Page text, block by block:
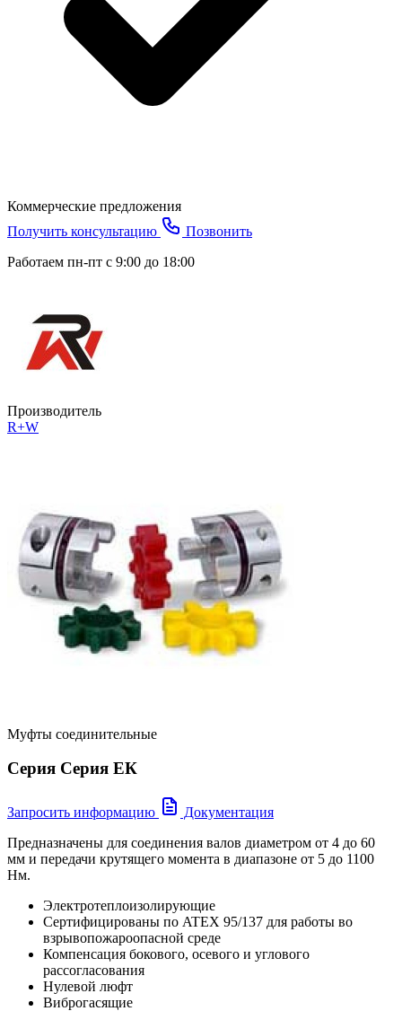
Коммерческие предложения
Получить консультацию
Позвонить
Работаем пн-пт с 9:00 до 18:00
Производитель
R+W
Муфты соединительные
Серия Серия ЕК
Запросить информацию
Документация
Предназначены для соединения валов диаметром от 4 до 60
мм и передачи крутящего момента в диапазоне от 5 до 1100
Нм.
Электротеплоизолирующие
Сертифицированы по ATEX 95/137 для работы во
взрывопожароопасной среде
Компенсация бокового, осевого и углового
рассогласования
Нулевой люфт
Виброгасящие